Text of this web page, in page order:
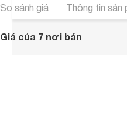
So sánh giá Thông tin sản
Giá của 7 nơi bán